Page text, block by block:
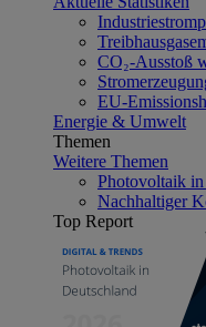
CO₂-Ausstoß
EU-
Energie & Umwelt
Themen
Weitere Themen
Photovoltaik
Nachhaltiger
Top Report